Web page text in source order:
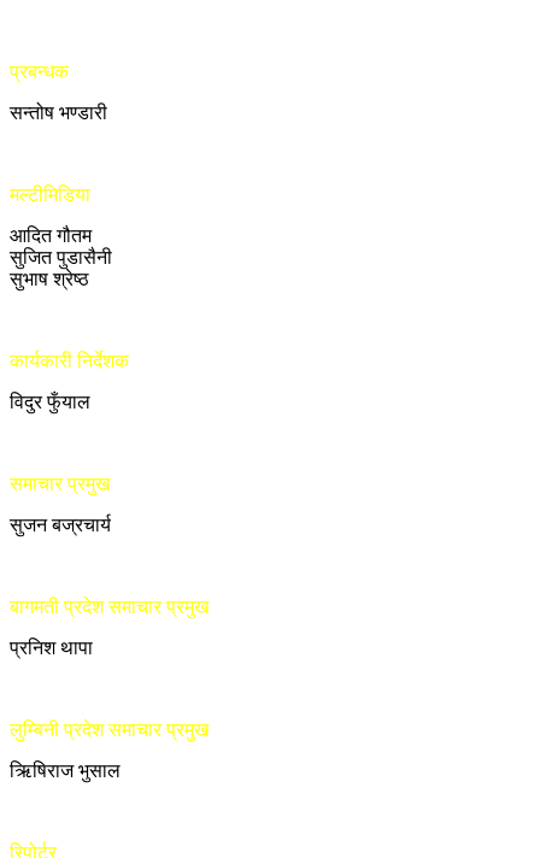
प्रबन्धक
सन्तोष भण्डारी
मल्टीमिडिया
आदित गौतम
सुजित पुडासैनी
सुभाष श्रेष्ठ
कार्यकारी निर्देशक
विदुर फुँयाल
समाचार प्रमुख
सुजन बज्रचार्य
बागमती प्रदेश समाचार प्रमुख
प्रनिश थापा
लुम्बिनी प्रदेश समाचार प्रमुख
ऋिषिराज भुसाल
रिपोर्टर